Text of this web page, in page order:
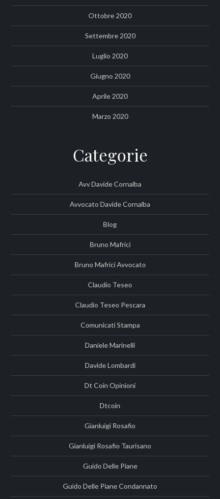
Ottobre 2020
Settembre 2020
Luglio 2020
Giugno 2020
Aprile 2020
Marzo 2020
Categorie
Avv Davide Cornalba
Avvocato Davide Cornalba
Blog
Bruno Mafrici
Bruno Mafrici Avvocato
Claudio Teseo
Claudio Teseo Pescara
Comunicati Stampa
Daniele Marinelli
Davide Lombardi
Dt Coin Opinioni
Dtcoin
Gianluigi Rosafio
Gianluigi Rosafio Taurisano
Guido Delle Piane
Guido Delle Piane Condannato